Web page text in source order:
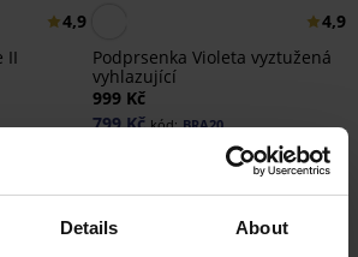
Details About
4,9
II
4,9
Podprsenka Violeta vyztužená
vyhlazující
999 Kč
799 Kč kód: BRA20